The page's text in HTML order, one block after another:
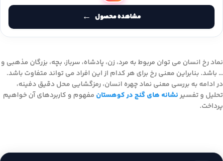
مشاهده محصول
نماد رخ انسان می توان مربوط به مرد، زن، پادشاه، سرباز، بچه، بزرگان مذهبی و
… باشد. بنابراین معنی رخ برای هر کدام از این افراد می تواند متفاوت باشد.
در ادامه به بررسی معنی نماد چهره انسان، رمزگشایی محل دقیق دفینه،
تحلیل و تفسیرنشانه های گنج در کوهستانمفهوم و کاربردهای آن خواهیم
پرداخت.